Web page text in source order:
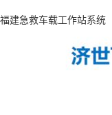
福建急救车载工作站系统